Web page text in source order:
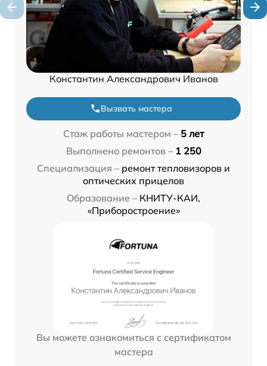
Константин Александрович Иванов
Вызвать мастера
Стаж работы мастером – 5 лет
Выполнено ремонтов – 1 250
Специализация – ремонт тепловизоров и
оптических прицелов
Образование – КНИТУ-КАИ,
«Приборостроение»
Вы можете ознакомиться с сертификатом
мастера